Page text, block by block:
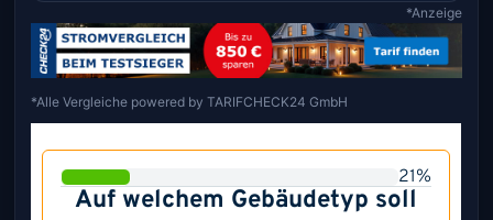
*Anzeige
*Alle Vergleiche powered by TARIFCHECK24 GmbH